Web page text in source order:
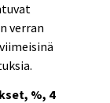
verran
%, 4